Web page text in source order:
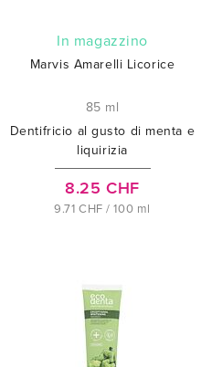
In magazzino
Marvis Amarelli Licorice
85 ml
Dentifricio al gusto di menta e
liquirizia
8.25 CHF
9.71 CHF / 100 ml